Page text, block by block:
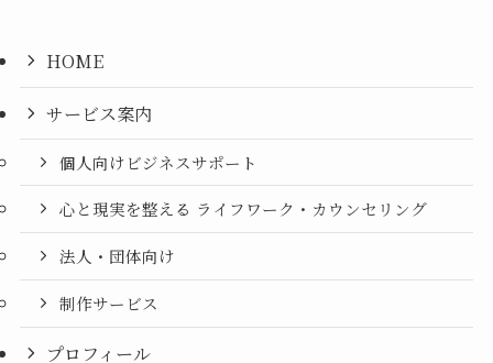
HOME
サービス案内
個人向けビジネスサポート
心と現実を整える ライフワーク・カウンセリング
法人・団体向け
制作サービス
プロフィール